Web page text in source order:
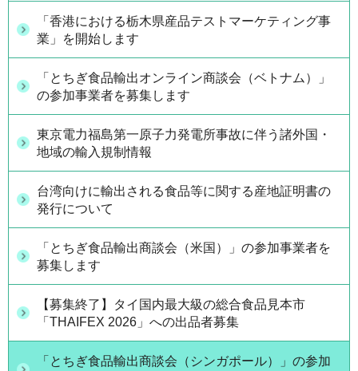
「香港における栃木県産品テストマーケティング事
業」を開始します
「とちぎ食品輸出オンライン商談会（ベトナム）」
の参加事業者を募集します
東京電力福島第一原子力発電所事故に伴う諸外国・
地域の輸入規制情報
台湾向けに輸出される食品等に関する産地証明書の
発行について
「とちぎ食品輸出商談会（米国）」の参加事業者を
募集します
【募集終了】タイ国内最大級の総合食品見本市
「THAIFEX 2026」への出品者募集
「とちぎ食品輸出商談会（シンガポール）」の参加